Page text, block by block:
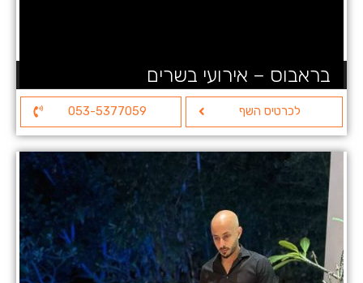
בראבוס – אירועי בשרים
לכרטיס השף 053-5377059